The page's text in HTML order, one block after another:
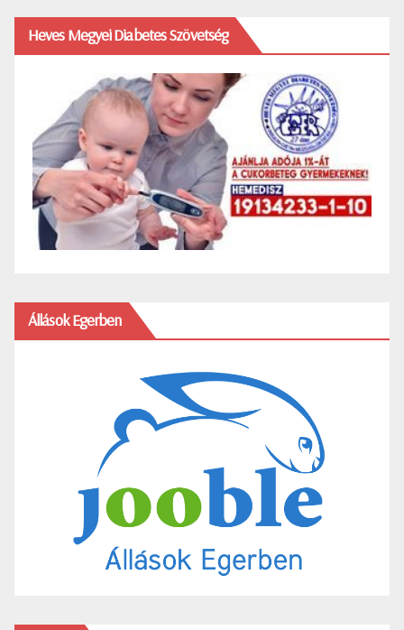
Heves Megyei Diabetes Szövetség
Állások Egerben